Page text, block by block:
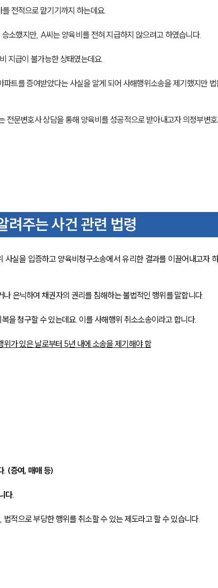
전적으로 맡기기까지 하는데요.
승소했지만, A씨는 양육비를 전혀 지급하지 않으려고 하였습니다.
지급이 불가능한 상태였는데요.
트를 증여받았다는 사실을 알게 되어 사해행위소송을 제기했지만
전문변호사 상담을 통해 양육비를 성공적으로 받아내고자 의정부변
려주는 사건 관련 법령
실을 입증하고 양육비청구소송에서 유리한 결과를 이끌어내고자
은닉하여 채권자의 권리를 침해하는 불법적인 행위를 말합니다.
을 청구할 수 있는데요. 이를 사해행위 취소소송이라고 합니다.
가 있은 날로부터 5년 내에 소송을 제기해야 함
. (증여, 매매 등)
다.
적으로 부당한 행위를 취소할 수 있는 제도라고 할 수 있습니다.